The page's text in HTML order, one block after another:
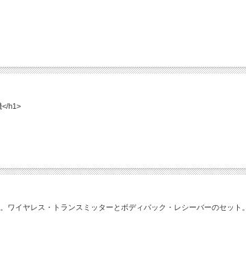
h1>
イヤレス・トランスミッターとボディパック・レシーバーのセット。